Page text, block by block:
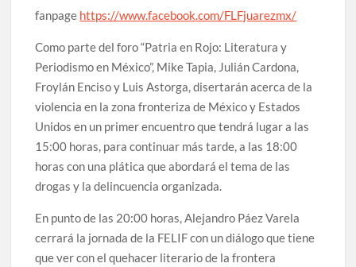
fanpage https://www.facebook.com/FLFjuarezmx/
Como parte del foro “Patria en Rojo: Literatura y
Periodismo en México”, Mike Tapia, Julián Cardona,
Froylán Enciso y Luis Astorga, disertarán acerca de la
violencia en la zona fronteriza de México y Estados
Unidos en un primer encuentro que tendrá lugar a las
15:00 horas, para continuar más tarde, a las 18:00
horas con una plática que abordará el tema de las
drogas y la delincuencia organizada.
En punto de las 20:00 horas, Alejandro Páez Varela
cerrará la jornada de la FELIF con un diálogo que tiene
que ver con el quehacer literario de la frontera